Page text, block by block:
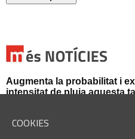
COOKIES
Augmenta la probabilitat i
intensitat de pluja aquesta
Mossos d'Esquadra i
persones i n'investiguen